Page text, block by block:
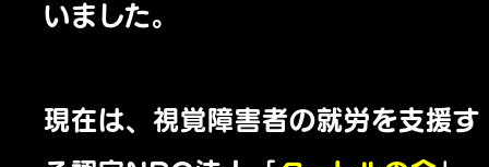
いました。
現在は、視覚障害者の就労を支援す